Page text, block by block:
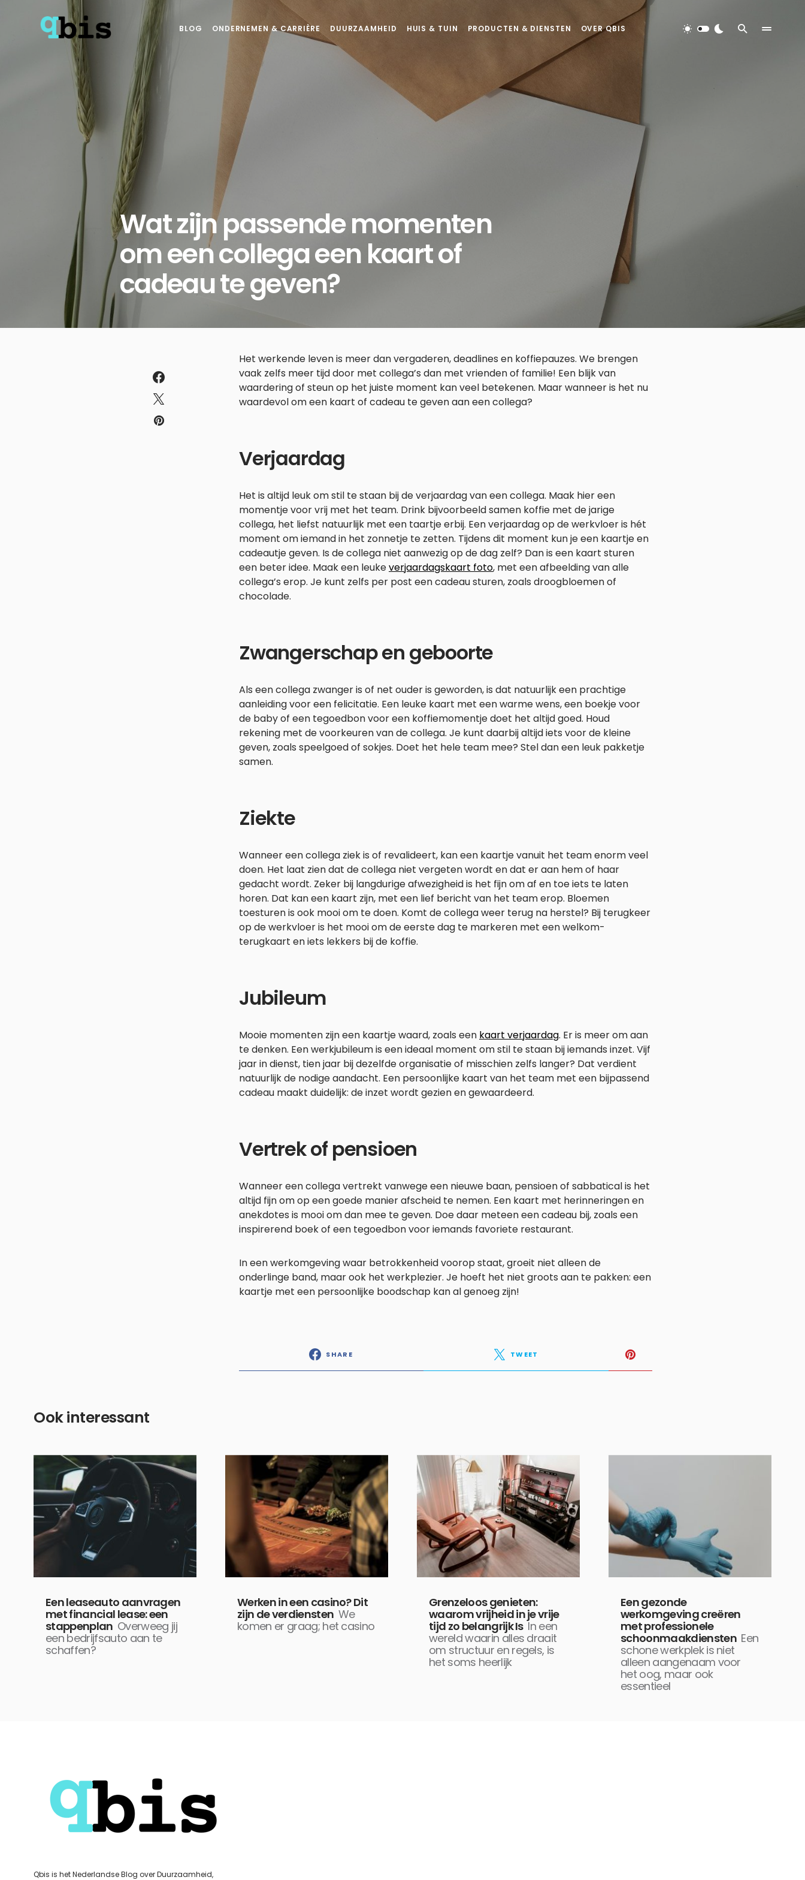
BLOG ONDERNEMEN & CARRIÈRE DUURZAAMHEID HUIS & TUIN PRODUCTEN & DIENSTEN OVER QBIS
Wat zijn passende momenten
om een collega een kaart of
cadeau te geven?
Het werkende leven is meer dan vergaderen, deadlines en koffiepauzes. We brengen
vaak zelfs meer tijd door met collega’s dan met vrienden of familie! Een blijk van
waardering of steun op het juiste moment kan veel betekenen. Maar wanneer is het nu
waardevol om een kaart of cadeau te geven aan een collega?
Verjaardag
Het is altijd leuk om stil te staan bij de verjaardag van een collega. Maak hier een
momentje voor vrij met het team. Drink bijvoorbeeld samen koffie met de jarige
collega, het liefst natuurlijk met een taartje erbij. Een verjaardag op de werkvloer is hét
moment om iemand in het zonnetje te zetten. Tijdens dit moment kun je een kaartje en
cadeautje geven. Is de collega niet aanwezig op de dag zelf? Dan is een kaart sturen
een beter idee. Maak een leukeverjaardagskaart foto, met een afbeelding van alle
collega’s erop. Je kunt zelfs per post een cadeau sturen, zoals droogbloemen of
chocolade.
Zwangerschap en geboorte
Als een collega zwanger is of net ouder is geworden, is dat natuurlijk een prachtige
aanleiding voor een felicitatie. Een leuke kaart met een warme wens, een boekje voor
de baby of een tegoedbon voor een koffiemomentje doet het altijd goed. Houd
rekening met de voorkeuren van de collega. Je kunt daarbij altijd iets voor de kleine
geven, zoals speelgoed of sokjes. Doet het hele team mee? Stel dan een leuk pakketje
samen.
Ziekte
Wanneer een collega ziek is of revalideert, kan een kaartje vanuit het team enorm veel
doen. Het laat zien dat de collega niet vergeten wordt en dat er aan hem of haar
gedacht wordt. Zeker bij langdurige afwezigheid is het fijn om af en toe iets te laten
horen. Dat kan een kaart zijn, met een lief bericht van het team erop. Bloemen
toesturen is ook mooi om te doen. Komt de collega weer terug na herstel? Bij terugkeer
op de werkvloer is het mooi om de eerste dag te markeren met een welkom-
terugkaart en iets lekkers bij de koffie.
Jubileum
Mooie momenten zijn een kaartje waard, zoals een kaart verjaardag. Er is meer om aan
te denken. Een werkjubileum is een ideaal moment om stil te staan bij iemands inzet. Vijf
jaar in dienst, tien jaar bij dezelfde organisatie of misschien zelfs langer? Dat verdient
natuurlijk de nodige aandacht. Een persoonlijke kaart van het team met een bijpassend
cadeau maakt duidelijk: de inzet wordt gezien en gewaardeerd.
Vertrek of pensioen
Wanneer een collega vertrekt vanwege een nieuwe baan, pensioen of sabbatical is het
altijd fijn om op een goede manier afscheid te nemen. Een kaart met herinneringen en
anekdotes is mooi om dan mee te geven. Doe daar meteen een cadeau bij, zoals een
inspirerend boek of een tegoedbon voor iemands favoriete restaurant.
In een werkomgeving waar betrokkenheid voorop staat, groeit niet alleen de
onderlinge band, maar ook het werkplezier. Je hoeft het niet groots aan te pakken: een
kaartje met een persoonlijke boodschap kan al genoeg zijn!
SHARE TWEET
Ook interessant
Een leaseauto aanvragen
met financial lease: een
stappenplan Overweeg jij
een bedrijfsauto aan te
schaffen?
Werken in een casino? Dit
zijn de verdiensten We
komen er graag; het casino
Grenzeloos genieten:
waarom vrijheid in je vrije
tijd zo belangrijk Is In een
wereld waarin alles draait
om structuur en regels, is
het soms heerlijk
Een gezonde
werkomgeving creëren
met professionele
schoonmaakdiensten Een
schone werkplek is niet
alleen aangenaam voor
het oog, maar ook
essentieel
Qbis is het Nederlandse Blog over Duurzaamheid,